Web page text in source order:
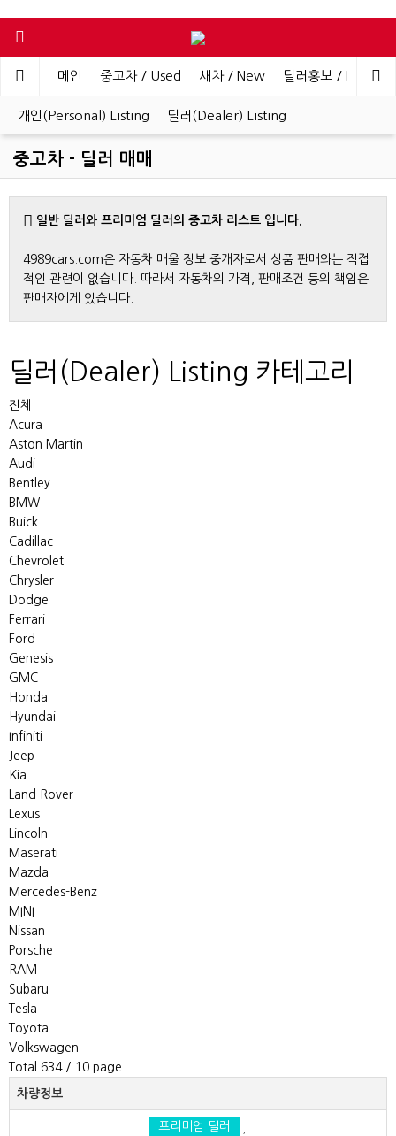
메인 중고차 / Used 새차 / New 딜러홍보 / Dealer
개인(Personal) Listing 딜러(Dealer) Listing
중고차 - 딜러 매매
일반 딜러와 프리미엄 딜러의 중고차 리스트 입니다.
4989cars.com은 자동차 매울 정보 중개자로서 상품 판매와는 직접
적인 관련이 없습니다. 따라서 자동차의 가격, 판매조건 등의 책임은
판매자에게 있습니다.
딜러(Dealer) Listing 카테고리
전체
Acura
Aston Martin
Audi
Bentley
BMW
Buick
Cadillac
Chevrolet
Chrysler
Dodge
Ferrari
Ford
Genesis
GMC
Honda
Hyundai
Infiniti
Jeep
Kia
Land Rover
Lexus
Lincoln
Maserati
Mazda
Mercedes-Benz
MINI
Nissan
Porsche
RAM
Subaru
Tesla
Toyota
Volkswagen
Total 634/ 10 page
차량정보
프리미엄 딜러